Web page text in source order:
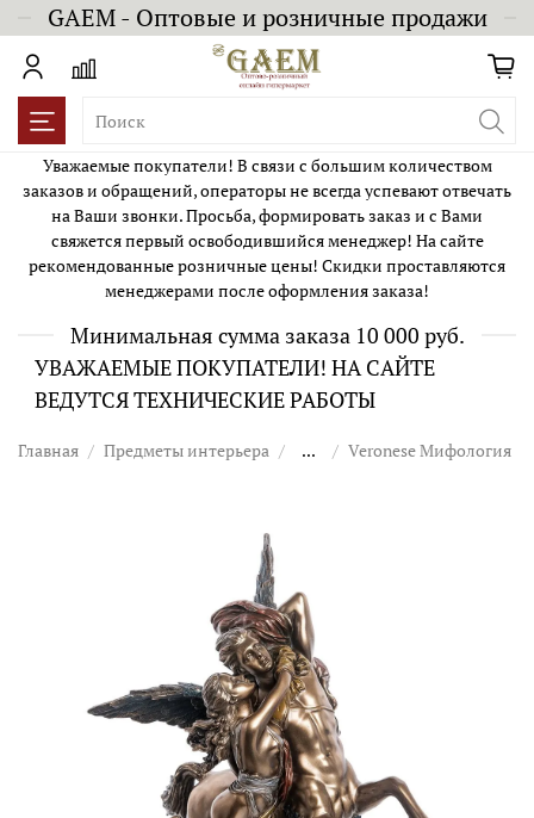
GAEM - Оптовые и розничные продажи
Уважаемые покупатели! В связи с большим количеством
заказов и обращений, операторы не всегда успевают отвечать
на Ваши звонки. Просьба, формировать заказ и с Вами
свяжется первый освободившийся менеджер! На сайте
рекомендованные розничные цены! Скидки проставляются
менеджерами после оформления заказа!
Минимальная сумма заказа 10 000 руб.
УВАЖАЕМЫЕ ПОКУПАТЕЛИ! НА САЙТЕ
ВЕДУТСЯ ТЕХНИЧЕСКИЕ РАБОТЫ
Главная Предметы интерьера ... Veronese Мифология